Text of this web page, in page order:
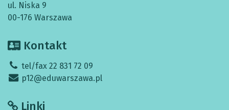
ul. Niska 9
00-176 Warszawa
Kontakt
tel/fax 22 831 72 09
p12@eduwarszawa.pl
Linki